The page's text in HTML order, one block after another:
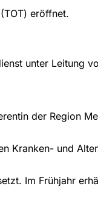
eröffnet.
unter Leitung
der Region
Kranken- und
Im Frühjahr